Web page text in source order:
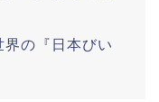
の『日本びい